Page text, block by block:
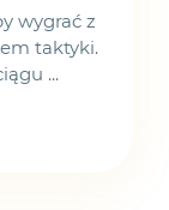
wygrać z
taktyki.
...